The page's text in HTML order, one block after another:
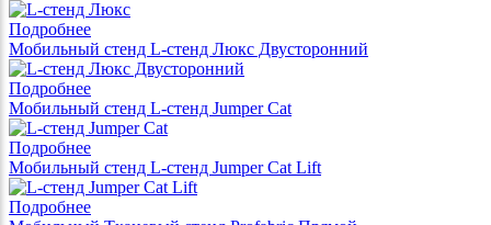
Подробнее
Мобильный стенд L-стенд Люкс Двусторонний
Подробнее
Мобильный стенд L-стенд Jumper Cat
Подробнее
Мобильный стенд L-стенд Jumper Cat Lift
Подробнее